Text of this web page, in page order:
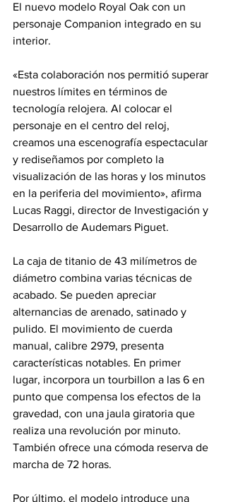
El nuevo modelo Royal Oak con un
personaje Companion integrado en su
interior.
«Esta colaboración nos permitió superar
nuestros límites en términos de
tecnología relojera. Al colocar el
personaje en el centro del reloj,
creamos una escenografía espectacular
y rediseñamos por completo la
visualización de las horas y los minutos
en la periferia del movimiento», afirma
Lucas Raggi, director de Investigación y
Desarrollo de Audemars Piguet.
La caja de titanio de 43 milímetros de
diámetro combina varias técnicas de
acabado. Se pueden apreciar
alternancias de arenado, satinado y
pulido. El movimiento de cuerda
manual, calibre 2979, presenta
características notables. En primer
lugar, incorpora un tourbillon a las 6 en
punto que compensa los efectos de la
gravedad, con una jaula giratoria que
realiza una revolución por minuto.
También ofrece una cómoda reserva de
marcha de 72 horas.
Por último, el modelo introduce una